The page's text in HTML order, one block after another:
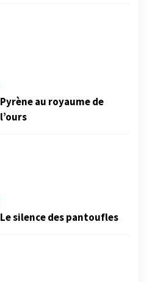
Pyrène au royaume de
l’ours
Le silence des pantoufles